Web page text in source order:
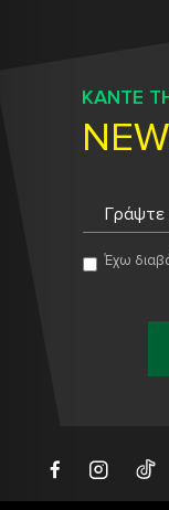
ΚΑΝΤΕ
Έχω